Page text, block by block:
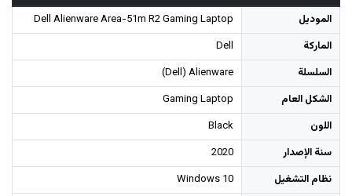
الموديل
Dell Alienware Area-51m R2 Gaming Laptop
الماركة
Dell
السلسلة
(Dell) Alienware
الشكل العام
Gaming Laptop
اللون
Black
سنة الإصدار
2020
نظام التشغيل
Windows 10